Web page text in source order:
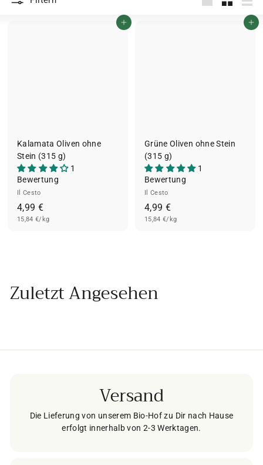
In den Einkaufswagen legen
Kalamata Oliven ohne
Stein (315 g)
1
Bewertung
Il Cesto
4,99 €4
,
15,84 €/kg
In den Einkaufswagen legen
Grüne Oliven ohne Stein
(315 g)
1
Bewertung
Il Cesto
4,99 €4
,
15,84 €/kg
Zuletzt Angesehen
Versand
Die Lieferung von unserem Bio-Hof zu Dir nach Hause
erfolgt innerhalb von 2-3 Werktagen.